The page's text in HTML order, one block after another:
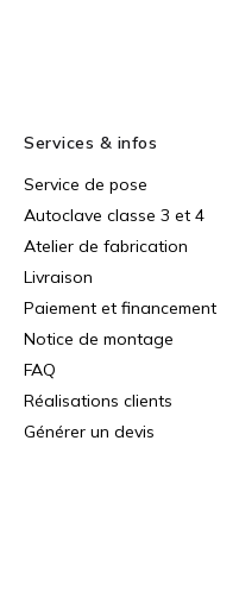
Services & infos
Service de pose
Autoclave classe 3 et 4
Atelier de fabrication
Livraison
Paiement et financement
Notice de montage
FAQ
Réalisations clients
Générer un devis